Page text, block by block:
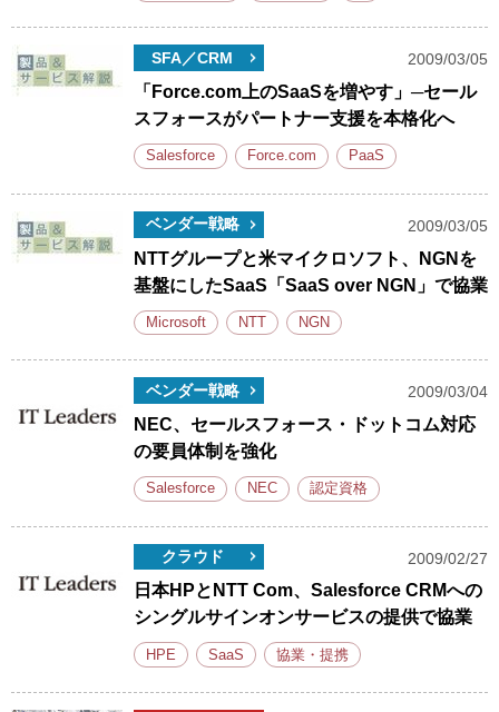
SFA／CRM 2009/03/05
「Force.com上のSaaSを増やす」─セール
スフォースがパートナー支援を本格化へ
Salesforce Force.com PaaS
ベンダー戦略 2009/03/05
NTTグループと米マイクロソフト、NGNを
基盤にしたSaaS「SaaS over NGN」で協業
Microsoft NTT NGN
ベンダー戦略 2009/03/04
NEC、セールスフォース・ドットコム対応
の要員体制を強化
Salesforce NEC 認定資格
クラウド 2009/02/27
日本HPとNTT Com、Salesforce CRMへの
シングルサインオンサービスの提供で協業
HPE SaaS 協業・提携